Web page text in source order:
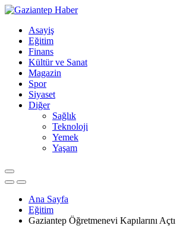
Asayiş
Eğitim
Finans
Kültür ve Sanat
Magazin
Spor
Siyaset
Diğer
Sağlık
Teknoloji
Yemek
Yaşam
Ana Sayfa
Eğitim
Gaziantep Öğretmenevi Kapılarını Açtı